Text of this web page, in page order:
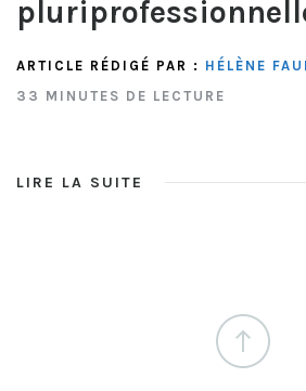
ARTICLE RÉDIGÉ PAR : HÉLÈNE
33 MINUTES DE LECTURE
LIRE LA SUITE